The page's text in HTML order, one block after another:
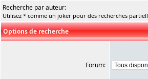
Recherche par auteur:
Utilisez * comme un joker pour des recherches
Options de recherche
Forum: